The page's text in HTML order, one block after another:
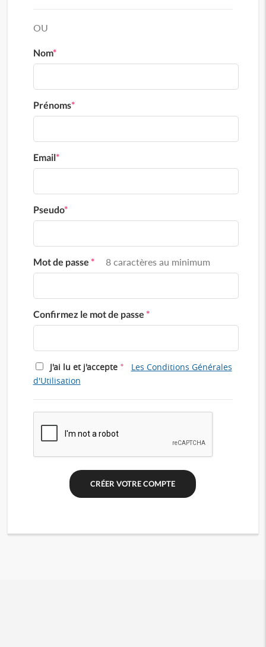
OU
Nom*
Prénoms*
Email*
Pseudo*
Mot de passe * 8 caractères au minimum
Confirmez le mot de passe *
J'ai lu et j'accepte *
Les Conditions Générales
d'Utilisation